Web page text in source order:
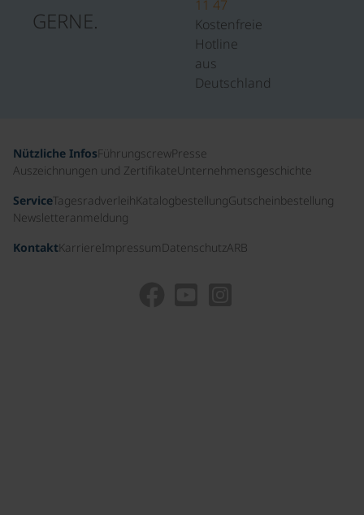
GERNE.
11 47
Kostenfreie
Hotline
aus
Deutschland
Nützliche InfosFührungscrewPresse
Auszeichnungen und ZertifikateUnternehmensgeschichte
ServiceTagesradverleihKatalogbestellungGutscheinbestellung
Newsletteranmeldung
KontaktKarriereImpressum DatenschutzARB